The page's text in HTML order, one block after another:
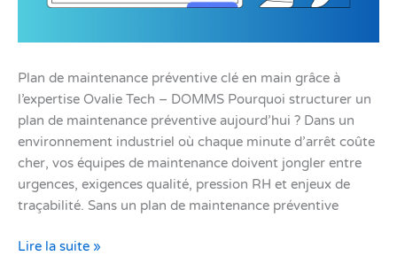
Plan de maintenance préventive clé en main grâce à
l’expertise Ovalie Tech – DOMMS Pourquoi structurer un
plan de maintenance préventive aujourd’hui ? Dans un
environnement industriel où chaque minute d’arrêt coûte
cher, vos équipes de maintenance doivent jongler entre
urgences, exigences qualité, pression RH et enjeux de
traçabilité. Sans un plan de maintenance préventive
Lire la suite »